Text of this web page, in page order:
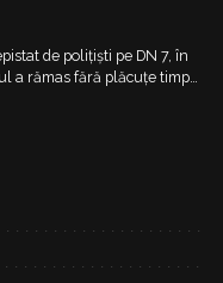
de polițiști pe DN 7, în
a rămas fără plăcuțe timp